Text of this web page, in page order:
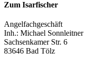
Zum Isarfischer
Angelfachgeschäft
Inh.: Michael Sonnleitner
Sachsenkamer Str. 6
83646 Bad Tölz